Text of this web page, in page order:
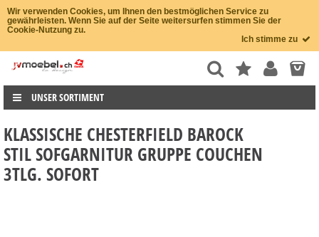
Wir verwenden Cookies, um Ihnen den bestmöglichen Service zu
gewährleisten. Wenn Sie auf der Seite weitersurfen stimmen Sie der
Cookie-Nutzung zu.
Ich stimme zu
UNSER SORTIMENT
KLASSISCHE CHESTERFIELD BAROCK
STIL SOFGARNITUR GRUPPE COUCHEN
3TLG. SOFORT